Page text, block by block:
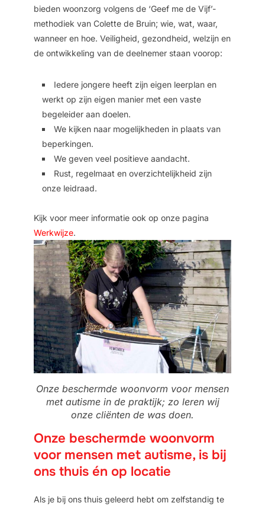
bieden woonzorg volgens de ‘Geef me de Vijf’-
methodiek van Colette de Bruin; wie, wat, waar,
wanneer en hoe. Veiligheid, gezondheid, welzijn en
de ontwikkeling van de deelnemer staan voorop:
Iedere jongere heeft zijn eigen leerplan en
werkt op zijn eigen manier met een vaste
begeleider aan doelen.
We kijken naar mogelijkheden in plaats van
beperkingen.
We geven veel positieve aandacht.
Rust, regelmaat en overzichtelijkheid zijn
onze leidraad.
Kijk voor meer informatie ook op onze pagina
Werkwijze.
Onze beschermde woonvorm voor mensen
met autisme in de praktijk; zo leren wij
onze cliënten de was doen.
Onze beschermde woonvorm
voor mensen met autisme, is bij
ons thuis én op locatie
Als je bij ons thuis geleerd hebt om zelfstandig te